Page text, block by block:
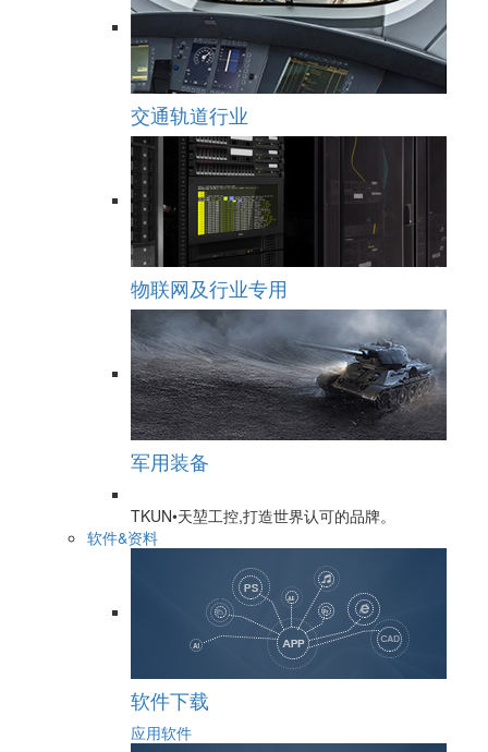
交通轨道行业
物联网及行业专用
军用装备
TKUN•天堃工控,打造世界认可的品牌。
软件&资料
软件下载
应用软件